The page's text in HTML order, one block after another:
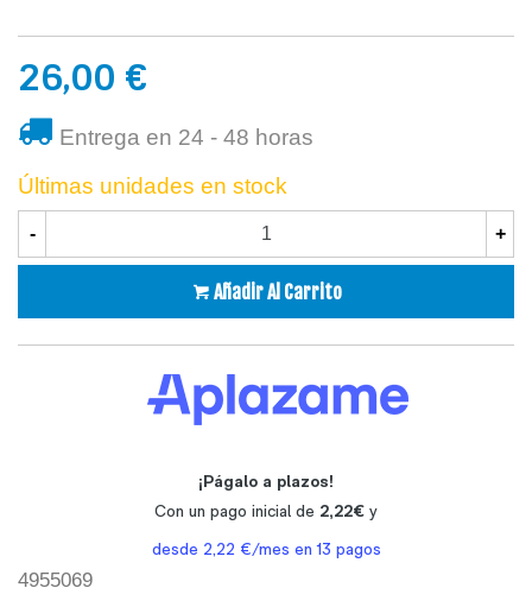
26,00 €
Entrega en 24 - 48 horas
Últimas unidades en stock
- +
Añadir Al Carrito
4955069